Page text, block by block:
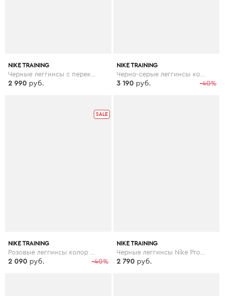
NIKE TRAINING
2 990 руб.
NIKE TRAINING
Черно-серые леггинсы колор блок с завышенной талией Nike Training - Мульти
-40%
3 190 руб.
SALE
NIKE TRAINING
-40%
2 090 руб.
NIKE TRAINING
Черные леггинсы Nike Pro Training - Черный
2 790 руб.